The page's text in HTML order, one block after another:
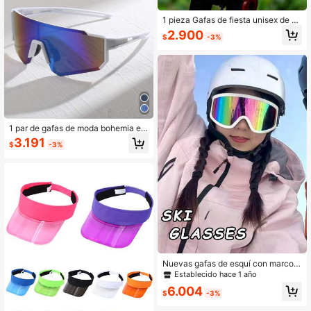
1 par de gafas de moda bohemia en
volventes para mujer, adecuadas p
ara uso diario en la calle, playa y otr
$3.191 -3%
1 pieza Gafas de fiesta unisex de es
tilo envolvente con espejo platead
o, sin marco
$2.900 -3%
Nuevas gafas de esquí con marco d
e TPU blanco y lente de visión ampl
a, de alta definición y visión panorá
Establecido hace 1 año
$6.004 -3%